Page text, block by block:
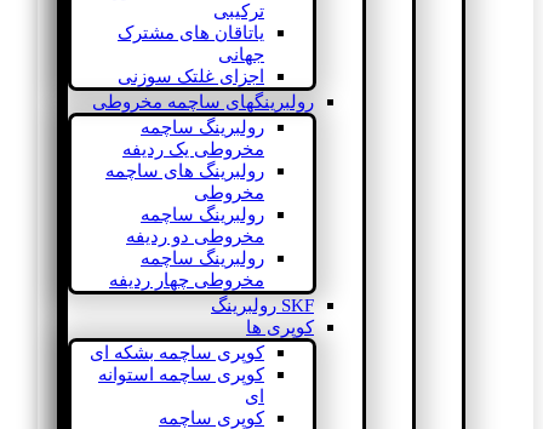
ترکیبی
یاتاقان های مشترک
جهانی
اجزای غلتک سوزنی
رولبرینگهای ساچمه مخروطی
رولبرینگ ساچمه
مخروطی یک ردیفه
رولبرینگ های ساچمه
مخروطی
رولبرینگ ساچمه
مخروطی دو ردیفه
رولبرینگ ساچمه
مخروطی چهار ردیفه
SKF رولبرینگ
کوپری ها
کوپری ساچمه بشکه ای
کوپری ساچمه استوانه
ای
کوپری ساچمه